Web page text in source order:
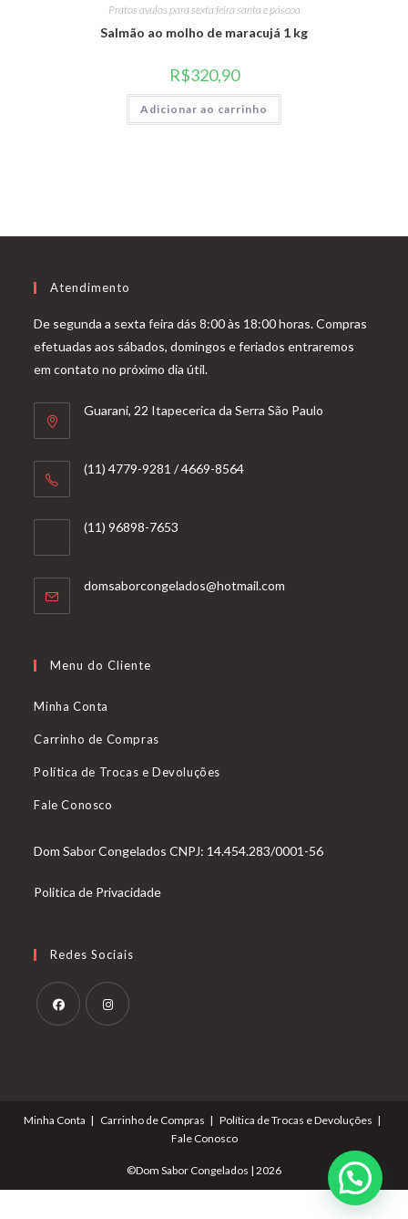
Pratos avulos para sexta feira santa e páscoa
Salmão ao molho de maracujá 1 kg
R$320,90
Adicionar ao carrinho
Atendimento
De segunda a sexta feira dás 8:00 às 18:00 horas. Compras
efetuadas aos sábados, domingos e feriados entraremos
em contato no próximo dia útil.
Guarani, 22 Itapecerica da Serra São Paulo
(11) 4779-9281 / 4669-8564
(11) 96898-7653
domsaborcongelados@hotmail.com
Menu do Cliente
Minha Conta
Carrinho de Compras
Política de Trocas e Devoluções
Fale Conosco
Dom Sabor Congelados CNPJ: 14.454.283/0001-56
Politica de Privacidade
Redes Sociais
aba
aba
Minha Conta Carrinho de Compras
Política de Trocas e Devoluções
Fale Conosco
©Dom Sabor Congelados | 2026